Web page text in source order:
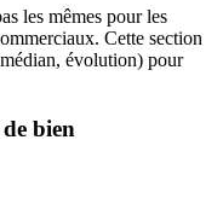
les mêmes pour les
Cette section
évolution) pour
bien